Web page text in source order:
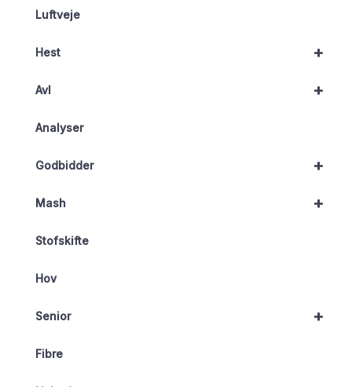
Luftveje
+
Hest
+
Avl
Analyser
+
Godbidder
+
Mash
Stofskifte
Hov
+
Senior
Fibre